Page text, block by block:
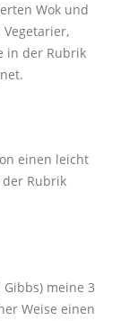
Wok und
in der Rubrik
einen leicht
Rubrik
meine 3
Weise einen